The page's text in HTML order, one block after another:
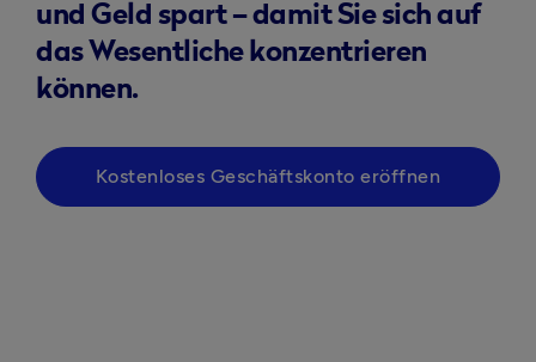
und Geld spart – damit Sie sich auf
das Wesentliche konzentrieren
können.
Kostenloses Geschäftskonto eröffnen